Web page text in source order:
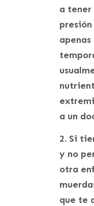
a tener
a un
2. Si
y no
otra
que te